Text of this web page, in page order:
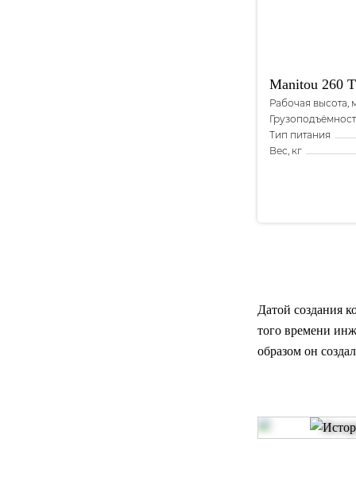
Manitou 260
Рабочая высота,
Тип питания
Вес, кг
Датой создания
того времени
образом он